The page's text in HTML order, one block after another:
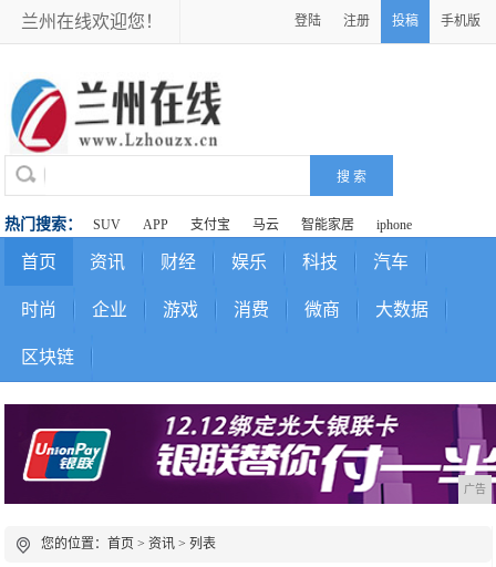
兰州在线欢迎您！ 登陆 注册 投稿 手机版
热门搜索： SUV APP 支付宝 马云 智能家居 iphone
首页 资讯 财经 娱乐 科技 汽车
时尚 企业 游戏 消费 微商 大数据
区块链
广告
您的位置：首页 >资讯 > 列表